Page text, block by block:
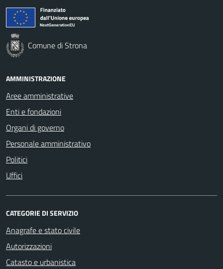
Comune di Strona
AMMINISTRAZIONE
Aree amministrative
Enti e fondazioni
Organi di governo
Personale amministrativo
Politici
Uffici
CATEGORIE DI SERVIZIO
Anagrafe e stato civile
Autorizzazioni
Catasto e urbanistica